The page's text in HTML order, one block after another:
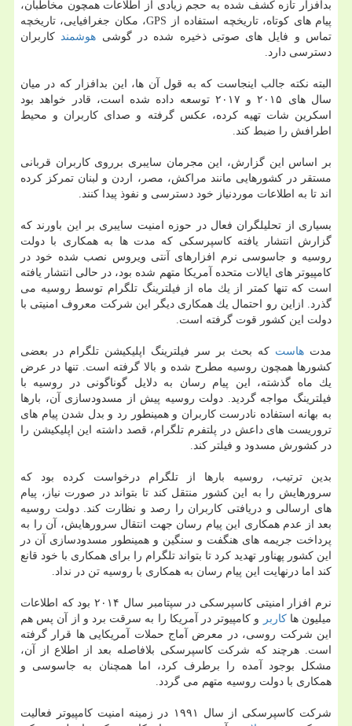
بدافزار تازه كشف شده به حجم زیادی از اطلاعات همچون مخاطبان،
پیام های كوتاه، تاریخچه استفاده از GPS، مكان جغرافیایی، تاریخچه
تماس و فایل های صوتی ذخیره شده در گوشی هوشمند كاربران
دسترسی دارد.
البته نكته جالب اینجاست كه به قول آن ها، این بدافزار كه در میان
سال های ۲۰۱۵ و ۲۰۱۷ توسعه داده شده است، قادر خواهد بود
اسكرین شات تهیه كرده، عكس گرفته و صدای كاربران و محیط
اطرافش را ضبط كند.
بر اساس این گزارش، این مجرمان سایبری برروی كاربران قربانی
مستقر در كشورهایی مانند مراكش، مصر، اردن و لبنان تمركز كرده
اند تا به اطلاعات موردنیاز خود دسترسی و نفوذ پیدا كنند.
بسیاری از تحلیلگران فعال در حوزه امنیت سایبری بر این باورند كه
گزارش انتشار یافته كاسپرسكی كه مدت ها به همكاری با دولت
روسیه و جاسوسی نرم افزارهای آنتی ویروس نصب شده خود در
كامپیوتر های ایالات متحده آمریكا متهم شده بود، در حالی انتشار یافته
است كه تنها كمتر از یك ماه از فیلترینگ تلگرام توسط روسیه می
گذرد. ازاین رو احتمال یك همكاری دیگر این شركت معروف امنیتی با
دولت این كشور قوت گرفته است.
مدت هاست كه بحث بر سر فیلترینگ اپلیكیشن تلگرام در بعضی
كشورها همچون روسیه مطرح شده و بالا گرفته است. تنها در عرض
یك ماه گذشته، این پیام رسان به دلایل گوناگونی در روسیه با
فیلترینگ مواجه گردید. دولت روسیه پیش از مسدودسازی آن، بارها
به بهانه استفاده نادرست كاربران و همینطور رد و بدل شدن پیام های
تروریست های داعش در پلتفرم تلگرام، قصد داشته این اپلیكیشن را
در كشورش مسدود و فیلتر كند.
بدین ترتیب، روسیه بارها از تلگرام درخواست كرده بود كه
سرورهایش را به این كشور منتقل كند تا بتواند در صورت نیاز، پیام
های ارسالی و دریافتی كاربران را رصد و نظارت كند. دولت روسیه
بعد از عدم همكاری این پیام رسان جهت انتقال سرورهایش، آن را به
پرداخت جریمه های هنگفت و سنگین و همینطور مسدودسازی آن در
این كشور پهناور تهدید كرد تا بتواند تلگرام را برای همكاری با خود قانع
كند اما درنهایت این پیام رسان به همكاری با روسیه تن در نداد.
نرم افزار امنیتی كاسپرسكی در سپتامبر سال ۲۰۱۴ بود كه اطلاعات
میلیون هاكاربر
و كامپیوتر در آمریكا را به سرقت برد و از آن پس هم
این شركت روسی، در معرض آماج حملات آمریكایی ها قرار گرفته
است. هرچند كه شركت كاسپرسكی بلافاصله بعد از اطلاع از آن،
مشكل بوجود آمده را برطرف كرد، اما همچنان به جاسوسی و
همكاری با دولت روسیه متهم می گردد.
شركت كاسپرسكی از سال ۱۹۹۱ در زمینه امنیت كامپیوتر فعالیت